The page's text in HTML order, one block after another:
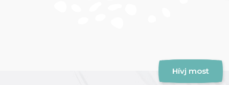
Hívj most